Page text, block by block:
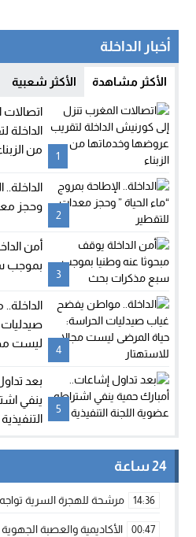
أخبار الداخلة
الأكثر مشاهدة الأكثر شعبية
1
الداخلة
من
2
الداخلة..
وحجز
3
أمن
بموجب
4
صيدليات
ليست
5
بعد
ينفي
التنفيذية
24 ساعة
14:36 مرشحة للهجرة السرية
00:47 الأكاديمية والعصبة